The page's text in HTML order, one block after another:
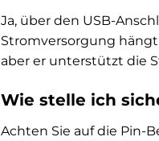
Ja, über den USB-
Stromversorgung
aber er unterstützt die
Wie stelle ich
Achten Sie auf die Pin-